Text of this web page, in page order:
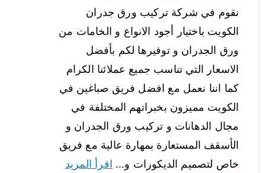
نقوم في شركة تركيب ورق جدران
الكويت باختيار أجود الانواع و الخامات من
ورق الجدران و توفيرها لكم بأفضل
الاسعار التي تناسب جميع عملائنا الكرام
كما اننا نعمل مع افضل فريق صباغين في
الكويت مميزون بخبراتهم المختلفة في
مجال الدهانات و تركيب ورق الجدران و
الأسقف المستعارة بمهارة عالية مع فريق
خاص لتصميم الديكورات و… اقرأ المزيد